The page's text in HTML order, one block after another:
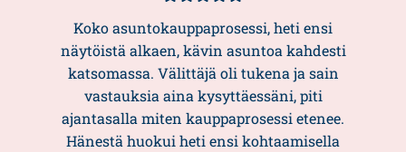
5/5
Koko asuntokauppaprosessi, heti ensi
näytöistä alkaen, kävin asuntoa kahdesti
katsomassa. Välittäjä oli tukena ja sain
vastauksia aina kysyttäessäni, piti
ajantasalla miten kauppaprosessi etenee.
Hänestä huokui heti ensi kohtaamisella